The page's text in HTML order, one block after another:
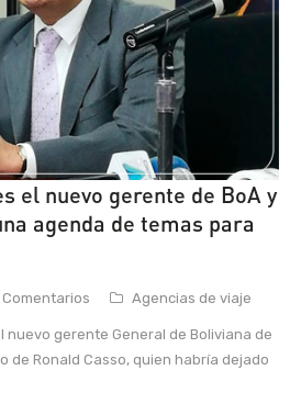
el nuevo gerente de BoA y
agenda de temas para
Comentarios Agencias de viaje
nuevo gerente General de Boliviana de
de Ronald Casso, quien habría dejado